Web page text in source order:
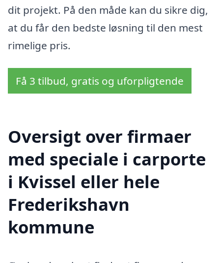
dit projekt. På den måde kan du sikre dig,
at du får den bedste løsning til den mest
rimelige pris.
Få 3 tilbud, gratis og uforpligtende
Oversigt over firmaer
med speciale i carporte
i Kvissel eller hele
Frederikshavn
kommune